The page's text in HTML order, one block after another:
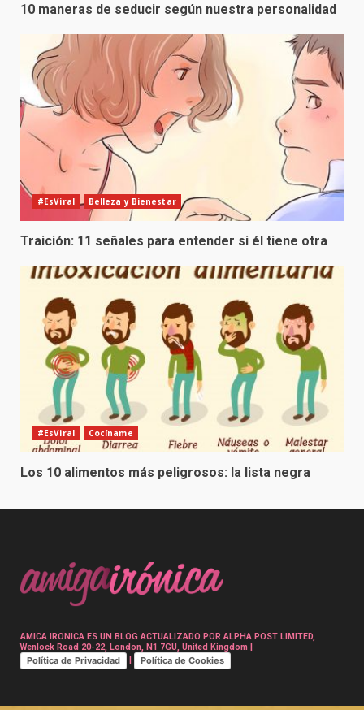
10 maneras de seducir según nuestra personalidad
#EsViral Belleza y Bienestar
Traición: 11 señales para entender si él tiene otra
#EsViral Cocíname
Los 10 alimentos más peligrosos: la lista negra
AMICA IRONICA ES UN BLOG ACTUALIZADO POR ALPHA POST LIMITED,
Wenlock Road 20-22, London, N1 7GU, United Kingdom |
Política de Privacidad | Política de Cookies